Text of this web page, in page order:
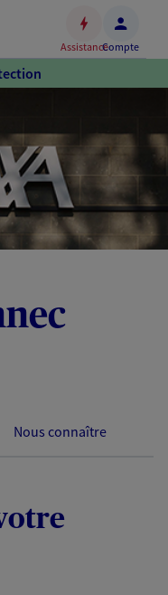
AssistanceCompte
Nous connaître